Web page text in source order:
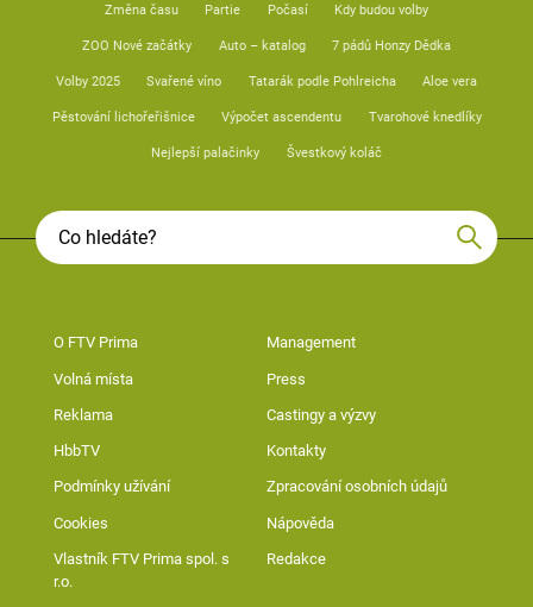
Změna času Partie Počasí Kdy budou volby
ZOO Nové začátky Auto – katalog 7 pádů Honzy Dědka
Volby 2025 Svařené víno Tatarák podle Pohlreicha Aloe vera
Pěstování lichořeřišnice Výpočet ascendentu Tvarohové knedlíky
Nejlepší palačinky Švestkový koláč
O FTV Prima Management
Volná místa Press
Reklama Castingy a výzvy
HbbTV Kontakty
Podmínky užívání Zpracování osobních údajů
Cookies Nápověda
Vlastník FTV Prima spol. s
r.o.
Redakce